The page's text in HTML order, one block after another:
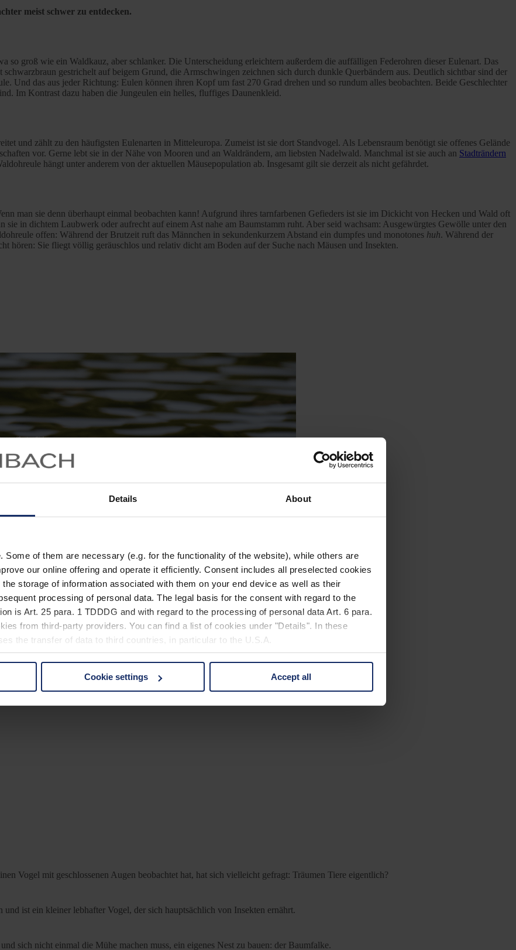
Details About
Some of them are necessary (e.g. for the functionality of the website), while others are
our online offering and operate it efficiently. Consent includes all preselected cookies
storage of information associated with them on your end device as well as their
processing of personal data. The legal basis for the consent with regard to the
is Art. 25 para. 1 TDDDG and with regard to the processing of personal data Art. 6 para.
from third-party providers. You can find a list of cookies under "Details". In these
the transfer of data to third countries, in particular to the U.S.A.
essential cookies by clicking on the "Accept all" button or change your mind by clicking
Cookie settings Accept all
meist schwer zu entdecken.
so groß wie ein Waldkauz, aber schlanker. Die Unterscheidung erleichtern außerdem die auffälligen Federohren dieser Eulenart. Das
schwarzbraun gestrichelt auf beigem Grund, die Armschwingen zeichnen sich durch dunkle Querbändern aus. Deutlich sichtbar sind der
Und das aus jeder Richtung: Eulen können ihren Kopf um fast 270 Grad drehen und so rundum alles beobachten. Beide Geschlechter
Im Kontrast dazu haben die Jungeulen ein helles, fluffiges Daunenkleid.
und zählt zu den häufigsten Eulenarten in Mitteleuropa. Zumeist ist sie dort Standvogel. Als Lebensraum benötigt sie offenes Gelände
vor. Gerne lebt sie in der Nähe von Mooren und an Waldrändern, am liebsten Nadelwald. Manchmal ist sie auch an Stadträndern
hängt unter anderem von der aktuellen Mäusepopulation ab. Insgesamt gilt sie derzeit als nicht gefährdet.
man sie denn überhaupt einmal beobachten kann! Aufgrund ihres tarnfarbenen Gefieders ist sie im Dickicht von Hecken und Wald oft
sie in dichtem Laubwerk oder aufrecht auf einem Ast nahe am Baumstamm ruht. Aber seid wachsam: Ausgewürgtes Gewölle unter den
offen: Während der Brutzeit ruft das Männchen in sekundenkurzem Abstand ein dumpfes und monotones huh. Während der
hören: Sie fliegt völlig geräuschlos und relativ dicht am Boden auf der Suche nach Mäusen und Insekten.
Vogel mit geschlossenen Augen beobachtet hat, hat sich vielleicht gefragt: Träumen Tiere eigentlich?
ist ein kleiner lebhafter Vogel, der sich hauptsächlich von Insekten ernährt.
sich nicht einmal die Mühe machen muss, ein eigenes Nest zu bauen: der Baumfalke.